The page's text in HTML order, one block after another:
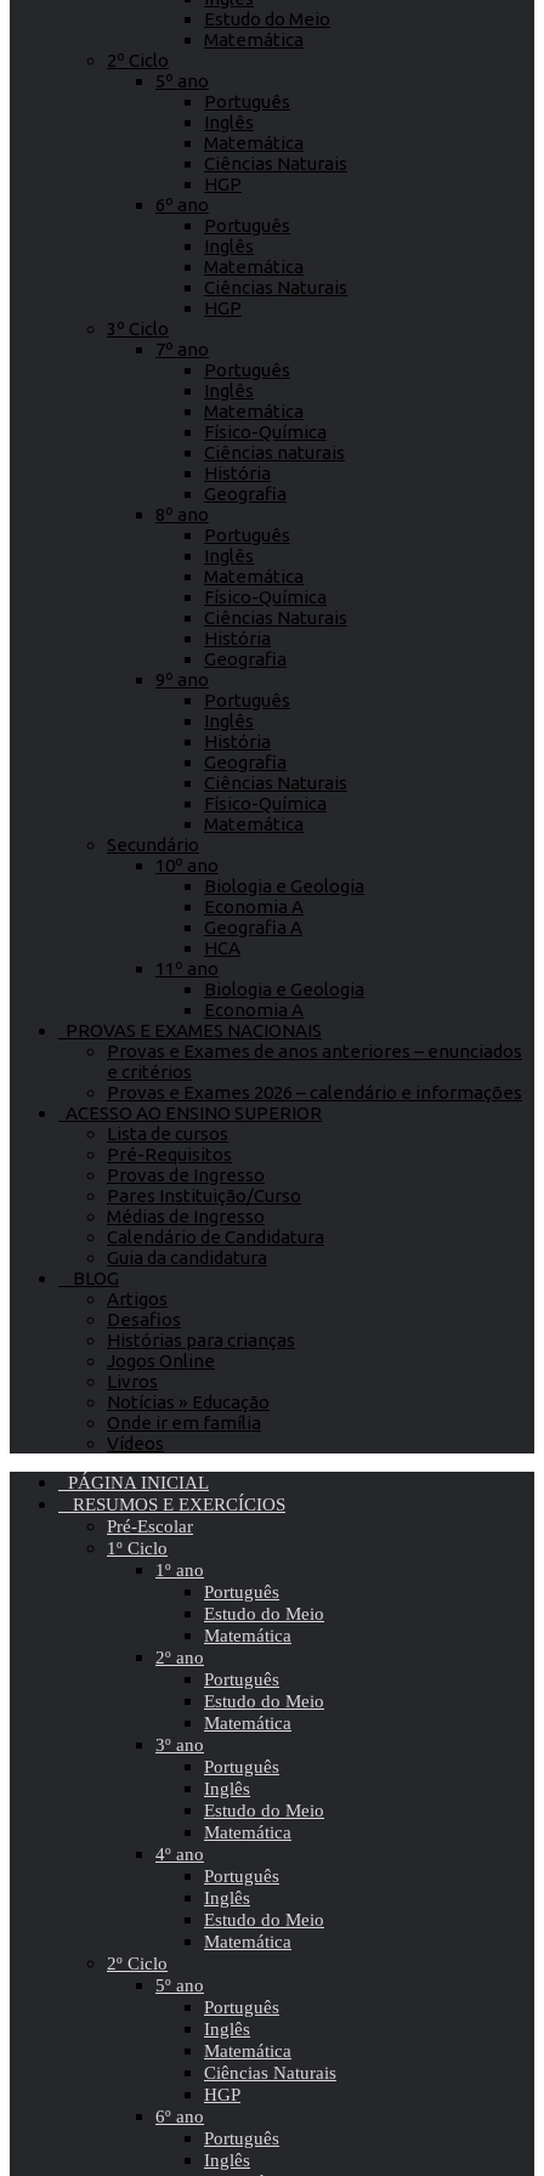
Estudo do Meio
Matemática
2º Ciclo
5º ano
Português
Inglês
Matemática
Ciências Naturais
HGP
6º ano
Português
Inglês
Matemática
Ciências Naturais
HGP
3º Ciclo
7º ano
Português
Inglês
Matemática
Físico-Química
Ciências naturais
História
Geografia
8º ano
Português
Inglês
Matemática
Físico-Química
Ciências Naturais
História
Geografia
9º ano
Português
Inglês
História
Geografia
Ciências Naturais
Físico-Química
Matemática
Secundário
10º ano
Biologia e Geologia
Economia A
Geografia A
HCA
11º ano
Biologia e Geologia
Economia A
PROVAS E EXAMES NACIONAIS
Provas e Exames de anos anteriores – enunciados
e critérios
Provas e Exames 2026 – calendário e informações
ACESSO AO ENSINO SUPERIOR
Lista de cursos
Pré-Requisitos
Provas de Ingresso
Pares Instituição/Curso
Médias de Ingresso
Calendário de Candidatura
Guia da candidatura
BLOG
Artigos
Desafios
Histórias para crianças
Jogos Online
Livros
Notícias » Educação
Onde ir em família
Vídeos
PÁGINA INICIAL
RESUMOS E EXERCÍCIOS
Pré-Escolar
1º Ciclo
1º ano
Português
Estudo do Meio
Matemática
2º ano
Português
Estudo do Meio
Matemática
3º ano
Português
Inglês
Estudo do Meio
Matemática
4º ano
Português
Inglês
Estudo do Meio
Matemática
2º Ciclo
5º ano
Português
Inglês
Matemática
Ciências Naturais
HGP
6º ano
Português
Inglês